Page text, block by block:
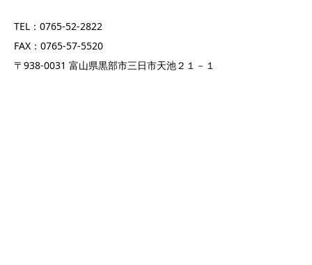
TEL：0765-52-2822
FAX：0765-57-5520
〒938-0031 富山県黒部市三日市天池２１－１